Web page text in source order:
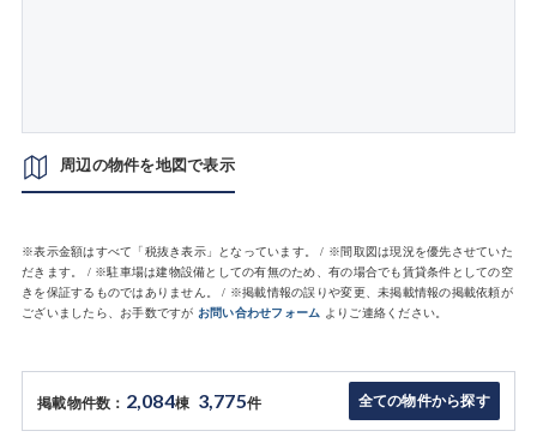
周辺の物件を地図で表示
※表示金額はすべて「税抜き表示」となっています。 / ※間取図は現況を優先させていた
だきます。 / ※駐車場は建物設備としての有無のため、有の場合でも賃貸条件としての空
きを保証するものではありません。 / ※掲載情報の誤りや変更、未掲載情報の掲載依頼が
ございましたら、お手数ですが お問い合わせフォーム よりご連絡ください。
掲載物件数： 2,084棟 3,775件 全ての物件から探す